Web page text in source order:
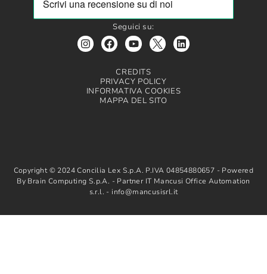
Seguici su:
CREDITS
PRIVACY POLICY
INFORMATIVA COOKIES
MAPPA DEL SITO
Copyright © 2024 Concilia Lex S.p.A. P.IVA 04854880657 - Powered
By Brain Computing S.p.A. - Partner IT Mancusi Office Automation
s.r.l. - info@mancusisrl.it